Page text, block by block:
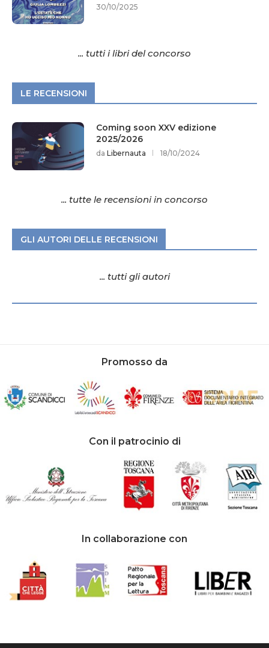
30/10/2025
... tutti i libri del concorso
LE RECENSIONI
Coming soon XXV edizione
2025/2026
da Libernauta 18/10/2024
... tutte le recensioni in concorso
GLI AUTORI DELLE RECENSIONI
... tutti gli autori
Promosso da
Con il patrocinio di
In collaborazione con